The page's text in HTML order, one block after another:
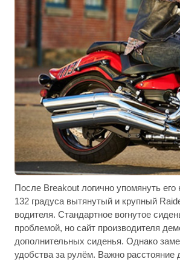
После Breakout логично упомянуть
132 градуса вытянутый и крупный
водителя. Стандартное вогнутое
проблемой, но сайт производителя
дополнительных сиденья. Однако
удобства за рулём. Важно расстояние